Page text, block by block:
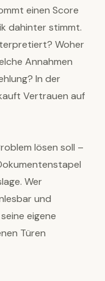
einen Score
dahinter stimmt.
Woher
Annahmen
In der
Vertrauen auf
lösen soll –
Wer
und
eigene
Türen